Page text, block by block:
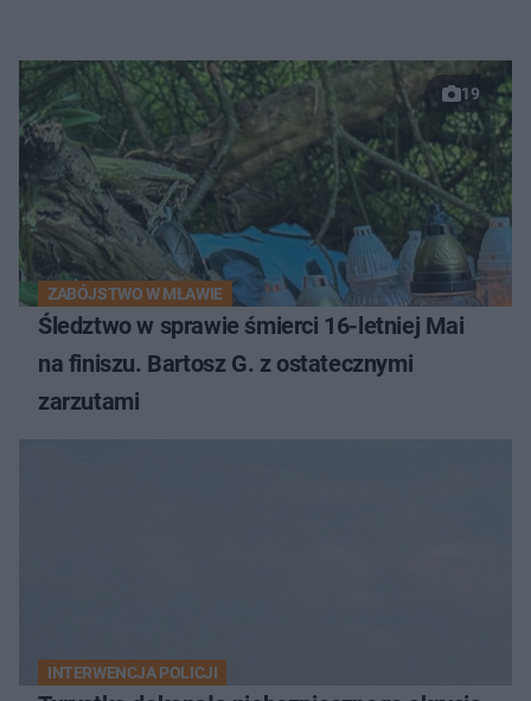
19
ZABÓJSTWO W MŁAWIE
Śledztwo w sprawie śmierci 16-letniej Mai
na finiszu. Bartosz G. z ostatecznymi
zarzutami
INTERWENCJA POLICJI